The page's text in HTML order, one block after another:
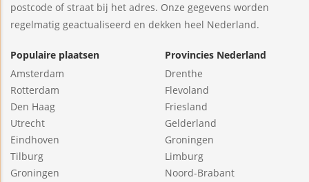
postcode of straat bij het adres. Onze gegevens worden
regelmatig geactualiseerd en dekken heel Nederland.
Populaire plaatsen
Amsterdam
Rotterdam
Den Haag
Utrecht
Eindhoven
Tilburg
Groningen
Provincies Nederland
Drenthe
Flevoland
Friesland
Gelderland
Groningen
Limburg
Noord-Brabant